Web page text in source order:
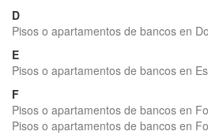
D
Pisos o apartamentos de bancos en
E
Pisos o apartamentos de bancos en
F
Pisos o apartamentos de bancos en
Pisos o apartamentos de bancos en